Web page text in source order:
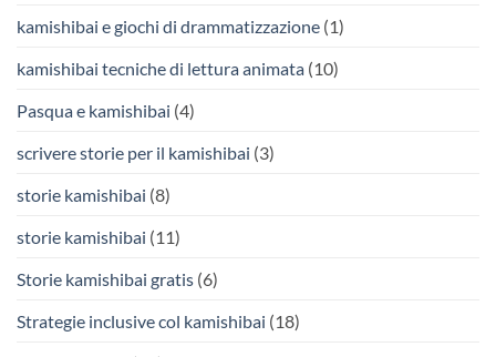
kamishibai e giochi di drammatizzazione (1)
kamishibai tecniche di lettura animata (10)
Pasqua e kamishibai (4)
scrivere storie per il kamishibai (3)
storie kamishibai (8)
storie kamishibai (11)
Storie kamishibai gratis (6)
Strategie inclusive col kamishibai (18)